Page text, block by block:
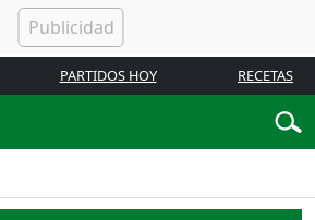
PARTIDOS HOY RECETAS